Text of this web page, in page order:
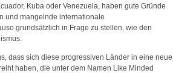
Kuba oder Venezuela, haben gute Gründe
und mangelnde internationale
grundsätzlich in Frage zu stellen, wie den
dass sich diese progressiven Länder in eine neue
haben, die unter dem Namen Like Minded